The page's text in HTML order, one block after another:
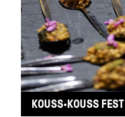
KOUSS·KOUSS